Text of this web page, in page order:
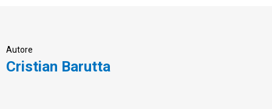
Autore
Cristian Barutta